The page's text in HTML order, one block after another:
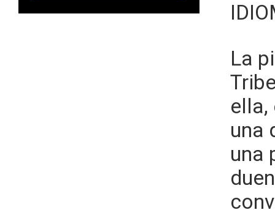
La
ella,
una
una